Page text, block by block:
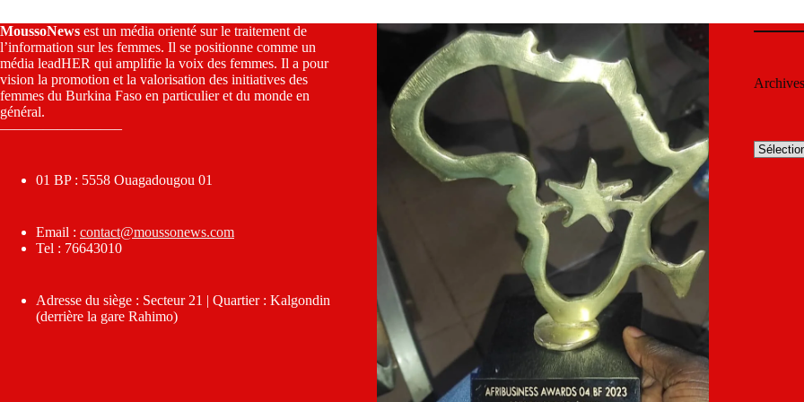
MoussoNews est un média orienté sur le traitement de
l’information sur les femmes. Il se positionne comme un
média leadHER qui amplifie la voix des femmes. Il a pour
vision la promotion et la valorisation des initiatives des
femmes du Burkina Faso en particulier et du monde en
général.
————————–
01 BP : 5558 Ouagadougou 01
Email : contact@moussonews.com
Tel : 76643010
Adresse du siège : Secteur 21 | Quartier : Kalgondin
(derrière la gare Rahimo)
Archives
Archives